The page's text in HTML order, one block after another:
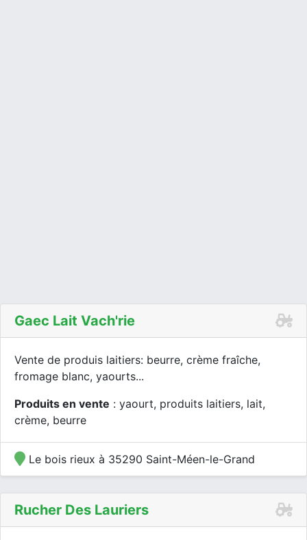
Gaec Lait Vach'rie
Vente de produis laitiers: beurre, crème fraîche,
fromage blanc, yaourts...
Produits en vente : yaourt, produits laitiers, lait,
crème, beurre
Le bois rieux à 35290 Saint-Méen-le-Grand
Rucher Des Lauriers